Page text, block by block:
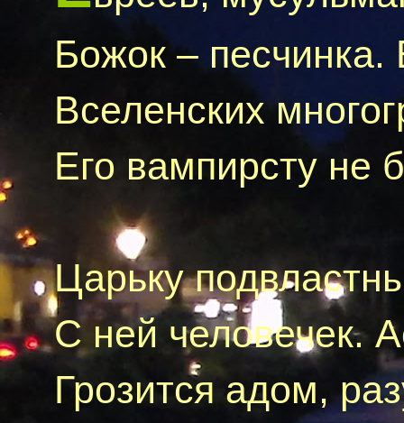
Божок – песчинка.
Вселенских
Его вампирсту не
Царьку
Cней человечек.
Грозится адом,